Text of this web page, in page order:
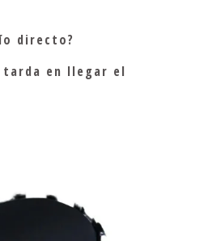
directo?
tarda en llegar el